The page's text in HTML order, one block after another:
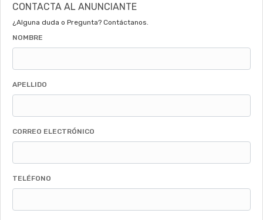
CONTACTA AL ANUNCIANTE
¿Alguna duda o Pregunta? Contáctanos.
NOMBRE
APELLIDO
CORREO ELECTRÓNICO
TELÉFONO